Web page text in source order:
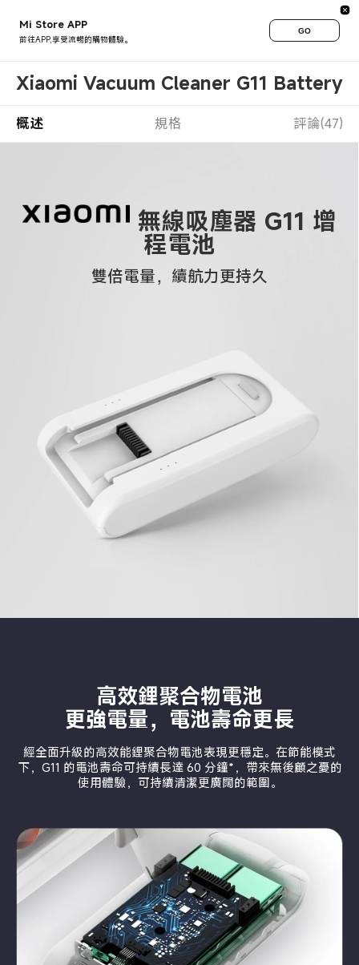
Mi Store APP
前往APP,享受流暢的購物體驗。
GO
Xiaomi Vacuum Cleaner G11 Battery
概述 規格 評論(47)
無線吸塵器 G11 增
程電池
雙倍電量，續航力更持久
高效鋰聚合物電池
更強電量，電池壽命更長
經全面升級的高效能鋰聚合物電池表現更穩定。在節能模式
下，G11 的電池壽命可持續長達 60 分鐘*，帶來無後顧之憂的
使用體驗，可持續清潔更廣闊的範圍。